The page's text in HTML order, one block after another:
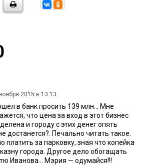
2015 в 13:13:
в банк просить 139 млн... Мне
что цена за вход в этот бизнес
и городу с этих денег опять
достанется?. Печально читать такое.
платить за парковку, зная что копейка
города. Другое дело обогащать
Иванова... Мэрия — одумайся!!!